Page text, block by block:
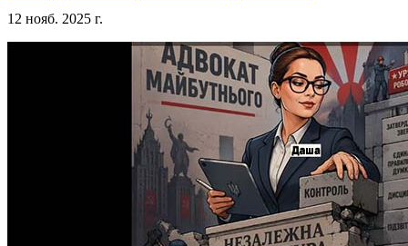
12 нояб. 2025 г.